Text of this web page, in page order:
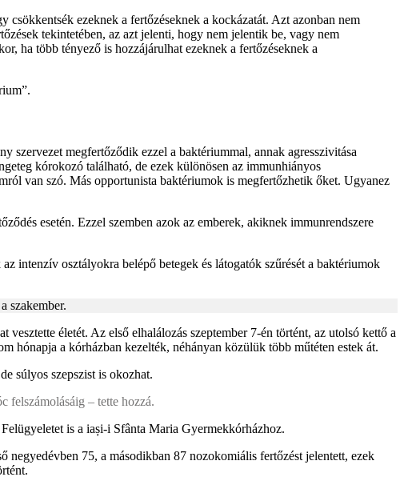
ezeknek a fertőzéseknek a kockázatát. Azt azonban nem
tekintetében, az azt jelenti, hogy nem jelentik be, vagy nem
ha több tényező is hozzájárulhat ezeknek a fertőzéseknek a
szervezet megfertőződik ezzel a baktériummal, annak agresszivitása
kórokozó található, de ezek különösen az immunhiányos
van szó. Más opportunista baktériumok is megfertőzhetik őket. Ugyanez
esetén. Ezzel szemben azok az emberek, akiknek immunrendszere
intenzív osztályokra belépő betegek és látogatók szűrését a baktériumok
szakember.
életét. Az első elhalálozás szeptember 7-én történt, az utolsó kettő a
hónapja a kórházban kezelték, néhányan közülük több műtéten estek át.
súlyos szepszist is okozhat.
felszámolásáig – tette hozzá.
is a iași-i Sfânta Maria Gyermekkórházhoz.
75, a másodikban 87 nozokomiális fertőzést jelentett, ezek